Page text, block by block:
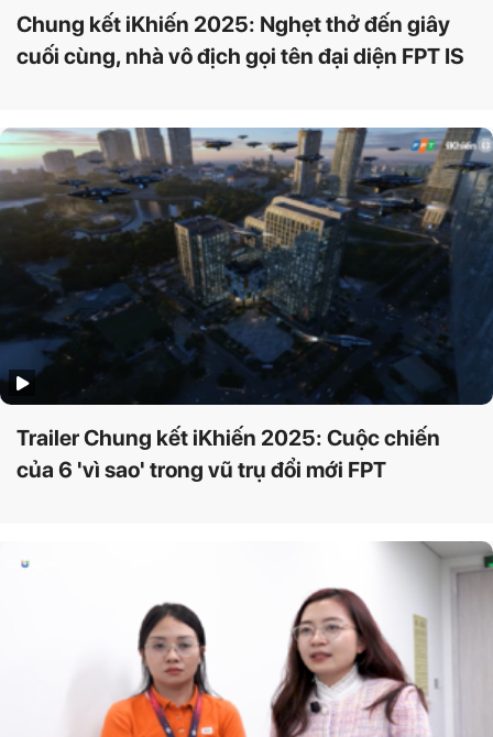
Chung kết iKhiến 2025: Nghẹt thở đến giây
cuối cùng, nhà vô địch gọi tên đại diện FPT IS
Trailer Chung kết iKhiến 2025: Cuộc chiến
của 6 'vì sao' trong vũ trụ đổi mới FPT